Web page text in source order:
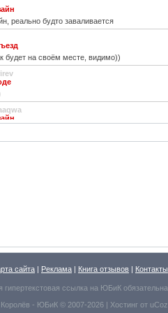
реально будто заваливается
будет на своём месте, видимо))
фото показалось, что это гриб в листьях
для сна выбрал.
сайта | Реклама | Книга отзывов | Контакты
ссылка на ЮБиК обязательна
- ЮБиК © 2007-2026 | Хостинг от uCoz